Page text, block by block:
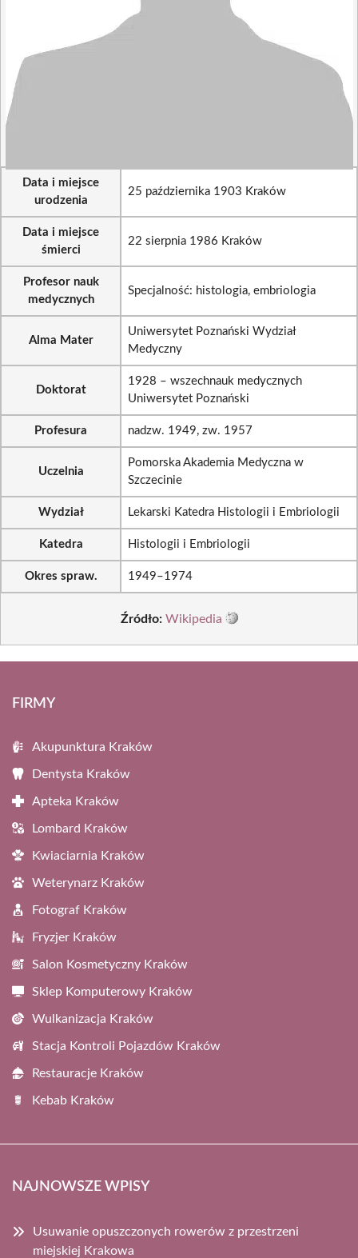
Data i miejsce
urodzenia
25 października 1903 Kraków
Data i miejsce
śmierci
22 sierpnia 1986 Kraków
Profesor nauk
medycznych
Specjalność: histologia, embriologia
Alma Mater
Uniwersytet Poznański Wydział
Medyczny
Doktorat
1928 – wszechnauk medycznych
Uniwersytet Poznański
Profesura nadzw. 1949, zw. 1957
Uczelnia
Pomorska Akademia Medyczna w
Szczecinie
Wydział Lekarski Katedra Histologii i Embriologii
Katedra Histologii i Embriologii
Okres spraw. 1949–1974
Źródło: Wikipedia
FIRMY
Akupunktura Kraków
Dentysta Kraków
Apteka Kraków
Lombard Kraków
Kwiaciarnia Kraków
Weterynarz Kraków
Fotograf Kraków
Fryzjer Kraków
Salon Kosmetyczny Kraków
Sklep Komputerowy Kraków
Wulkanizacja Kraków
Stacja Kontroli Pojazdów Kraków
Restauracje Kraków
Kebab Kraków
NAJNOWSZE WPISY
Usuwanie opuszczonych rowerów z przestrzeni
miejskiej Krakowa